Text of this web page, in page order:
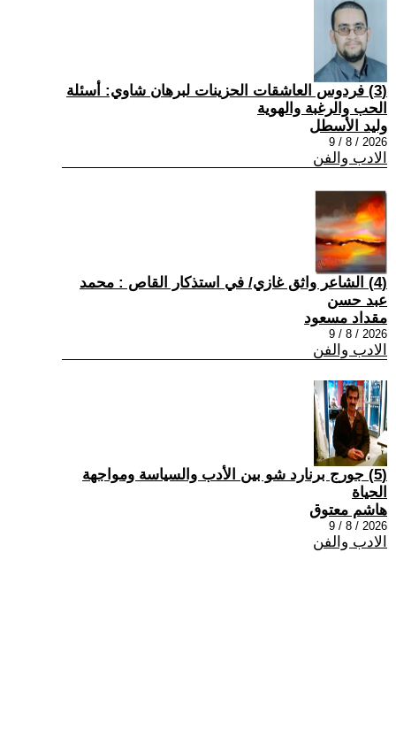
(3) فردوس العاشقات الحزينات لبرهان شاوي: أسئلة
الحب والرغبة والهوية
وليد الأسطل
2026 / 8 / 9
الادب والفن
(4) الشاعر واثق غازي/ في استذكار القاص : محمد
عبد حسن
مقداد مسعود
2026 / 8 / 9
الادب والفن
(5) جورج برنارد شو بين الأدب والسياسة ومواجهة
الحياة
هاشم معتوق
2026 / 8 / 9
الادب والفن